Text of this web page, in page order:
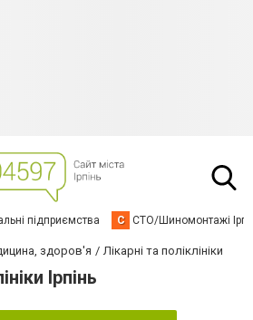
підприємства С СТО/Шиномонтажі
здоров'я Лікарні та поліклініки
Ірпінь